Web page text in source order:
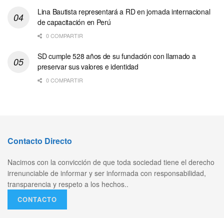
Lina Bautista representará a RD en jornada internacional
de capacitación en Perú
0 COMPARTIR
SD cumple 528 años de su fundación con llamado a
preservar sus valores e identidad
0 COMPARTIR
Contacto Directo
Nacimos con la convicción de que toda sociedad tiene el derecho
irrenunciable de informar y ser informada con responsabilidad,
transparencia y respeto a los hechos..
CONTACTO